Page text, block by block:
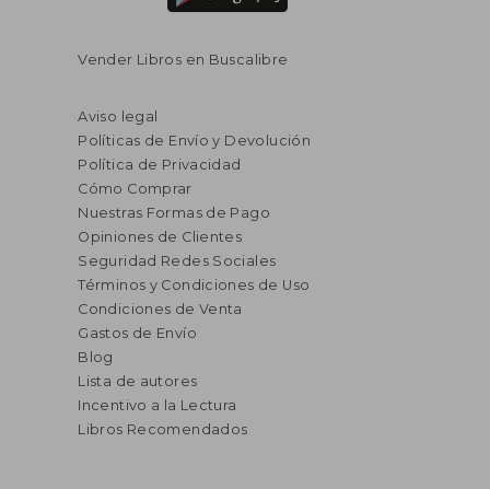
Vender Libros en Buscalibre
Aviso legal
Políticas de Envío y Devolución
Política de Privacidad
Cómo Comprar
Nuestras Formas de Pago
Opiniones de Clientes
Seguridad Redes Sociales
Términos y Condiciones de Uso
Condiciones de Venta
Gastos de Envío
Blog
Lista de autores
Incentivo a la Lectura
Libros Recomendados